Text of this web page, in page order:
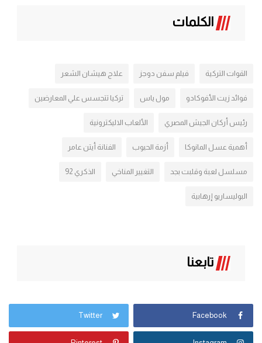
الكلمات
القوات التركية فيلم سفن دوجز علاج هيشان الشعر
فوائد زيت الأفوكادو مول ياس تركيا تتجسس علي المعارضين
رئيس أركان الجيش المصري الألعاب الاليكترونية
أهمية عسل المانوكا أزمة الحبوب الفنانة أيتن عامر
مسلسل لعبة وقلبت بجد التغيير المناخي الذكري 92
البوليساريو إرهابية
تابعنا
Facebook
Twitter